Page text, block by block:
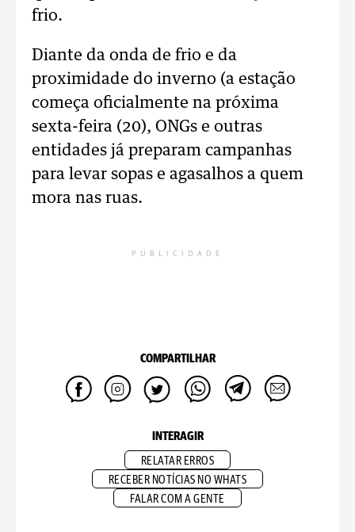
frio.
Diante da onda de frio e da
proximidade do inverno (a estação
começa oficialmente na próxima
sexta-feira (20), ONGs e outras
entidades já preparam campanhas
para levar sopas e agasalhos a quem
mora nas ruas.
PUBLICIDADE
COMPARTILHAR
INTERAGIR
RELATAR ERROS
RECEBER NOTÍCIAS NO WHATS
FALAR COM A GENTE